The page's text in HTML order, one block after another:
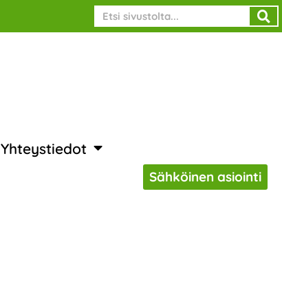
Search
Yhteystiedot
Sähköinen asiointi